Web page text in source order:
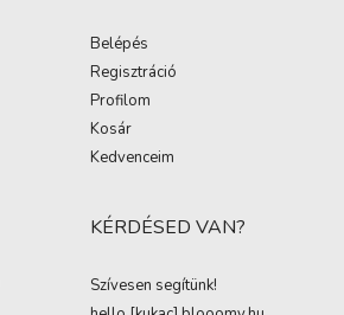
Belépés
Regisztráció
Profilom
Kosár
Kedvenceim
KÉRDÉSED VAN?
Szívesen segítünk!